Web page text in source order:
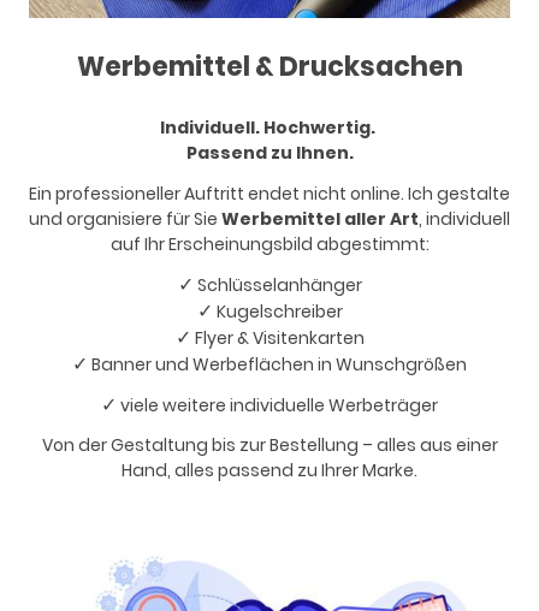
Werbemittel & Drucksachen
Individuell. Hochwertig.
Passend zu Ihnen.
Ein professioneller Auftritt endet nicht online. Ich gestalte
und organisiere für Sie Werbemittel aller Art, individuell
auf Ihr Erscheinungsbild abgestimmt:
✓ Schlüsselanhänger
✓ Kugelschreiber
✓ Flyer & Visitenkarten
✓ Banner und Werbeflächen in Wunschgrößen
✓ viele weitere individuelle Werbeträger
Von der Gestaltung bis zur Bestellung – alles aus einer
Hand, alles passend zu Ihrer Marke.